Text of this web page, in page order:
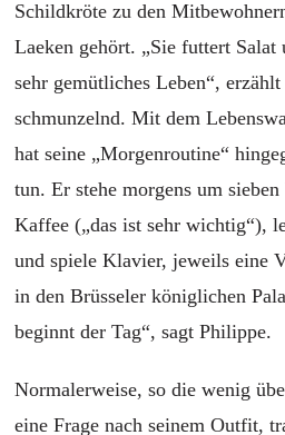
Schildkröte zu den
Laeken gehört. „Sie futtert
sehr gemütliches Leben“,
schmunzelnd. Mit dem
hat seine „Morgenroutine“
tun. Er stehe morgens um
Kaffee („das ist sehr wichtig“),
und spiele Klavier, jeweils eine
in den Brüsseler königlichen
beginnt der Tag“, sagt Philippe.
Normalerweise, so die wenig
eine Frage nach seinem Outfit,